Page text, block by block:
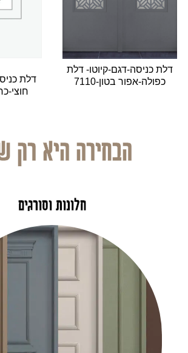
דלת כניסה-דגם-קיוטו- דלת
כפולה-אפור בטון-7110
דלת
חוצי-
הבחירה היא רק
חלונות וסורגים